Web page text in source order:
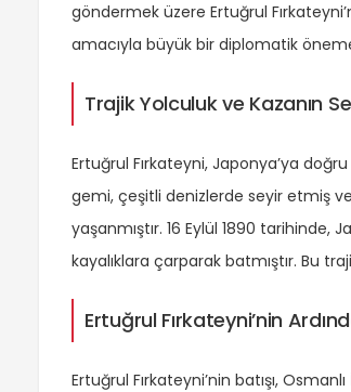
göndermek üzere Ertuğrul
amacıyla büyük bir diplomatik
Trajik Yolculuk ve Kazanın
Ertuğrul Fırkateyni, Japonya’ya
gemi, çeşitli denizlerde seyir etmiş
yaşanmıştır. 16 Eylül 1890 tarihinde,
kayalıklara çarparak batmıştır. Bu
Ertuğrul Fırkateyni’nin
Ertuğrul Fırkateyni’nin batışı,